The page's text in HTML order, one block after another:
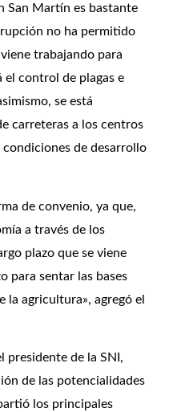
San Martín es bastante
no ha permitido
trabajando para
control de plagas e
se está
carreteras a los centros
de desarrollo
de convenio, ya que,
a través de los
plazo que se viene
para sentar las bases
la agricultura», agregó el
presidente de la SNI,
de las potencialidades
los principales